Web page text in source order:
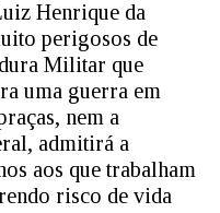
Henrique da
perigosos de
Militar que
uma guerra em
nem a
admitirá a
aos que trabalham
risco de vida